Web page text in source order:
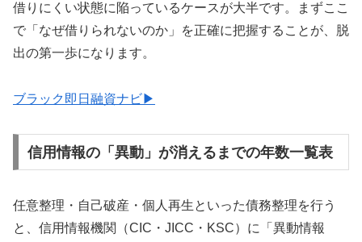
借りにくい状態に陥っているケースが大半です。まずここ
で「なぜ借りられないのか」を正確に把握することが、脱
出の第一歩になります。
ブラック即日融資ナビ▶
信用情報の「異動」が消えるまでの年数一覧表
任意整理・自己破産・個人再生といった債務整理を行う
と、信用情報機関（CIC・JICC・KSC）に「異動情報